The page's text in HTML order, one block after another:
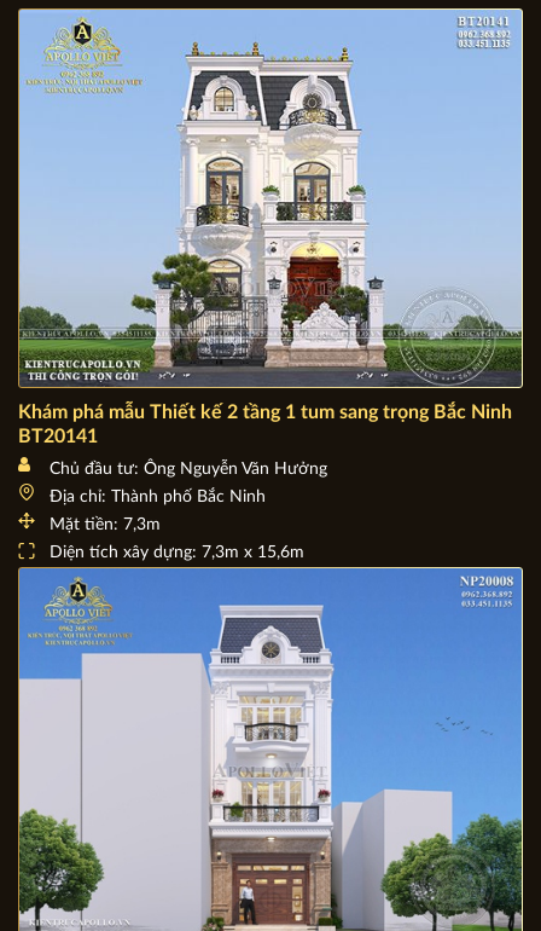
Mặt tiền: 5m
Diện tích xây dựng: 5m x 24m
Khám phá mẫu Thiết kế 2 tầng 1 tum sang trọng Bắc Ninh
BT20141
Chủ đầu tư: Ông Nguyễn Văn Hưởng
Địa chỉ: Thành phố Bắc Ninh
Mặt tiền: 7,3m
Diện tích xây dựng: 7,3m x 15,6m